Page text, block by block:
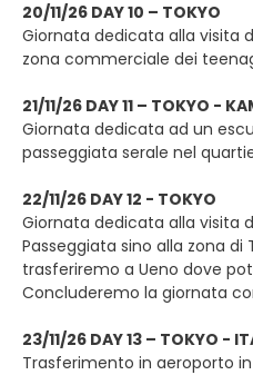
20/11/26 DAY 10 – TOKYO
Giornata dedicata alla visita
zona commerciale dei
21/11/26 DAY 11 – TOKYO -
Giornata dedicata ad un
passeggiata serale nel
22/11/26 DAY 12 - TOKYO
Giornata dedicata alla visita
Passeggiata sino alla zona
trasferiremo a Ueno dove
Concluderemo la giornata
23/11/26 DAY 13 – TOKYO -
Trasferimento in aeroporto